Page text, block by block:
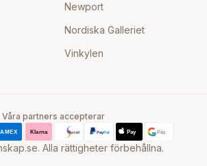
Newport
Nordiska Galleriet
Vinkylen
Våra partners accepterar
Alla rättigheter förbehållna.